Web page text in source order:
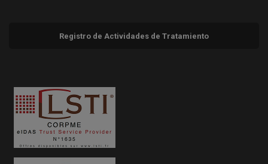
Registro de Actividades de Tratamiento